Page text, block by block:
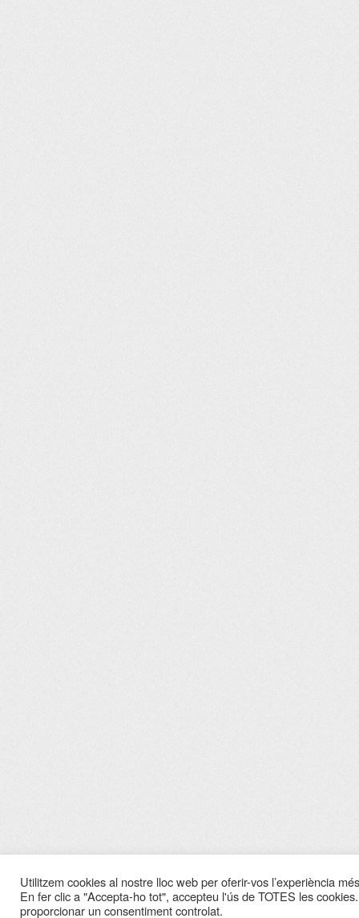
Utilitzem cookies al nostre lloc web per oferir-vos l’experiència
En fer clic a "Accepta-ho tot", accepteu l'ús de TOTES les
proporcionar un consentiment controlat.